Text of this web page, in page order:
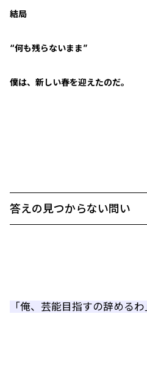
結局
“何も残らないまま”
僕は、新しい春を迎えたのだ。
答えの見つからない問い
「俺、芸能目指すの辞めるわ